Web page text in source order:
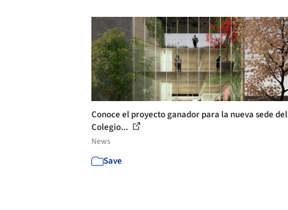
Conoce el proyecto ganador para la nueva sede del
Colegio...
News
Save